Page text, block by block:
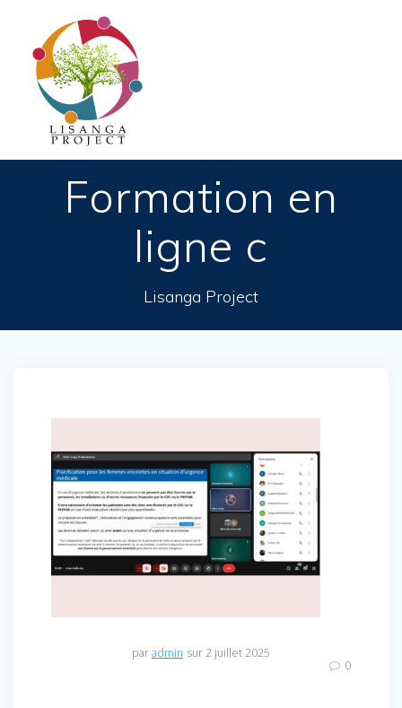
Formation en
ligne c
Lisanga Project
paradmin sur 2 juillet 2025
0